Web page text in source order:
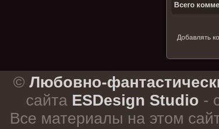
Всего
Добавлять
© Любовно-
сайта ESDesign Studio -
Все материалы на этом